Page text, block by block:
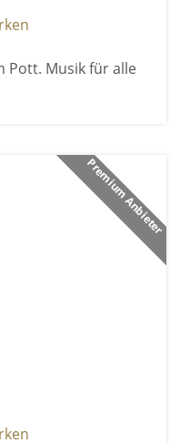
Pott. Musik für alle
Premium Anbieter